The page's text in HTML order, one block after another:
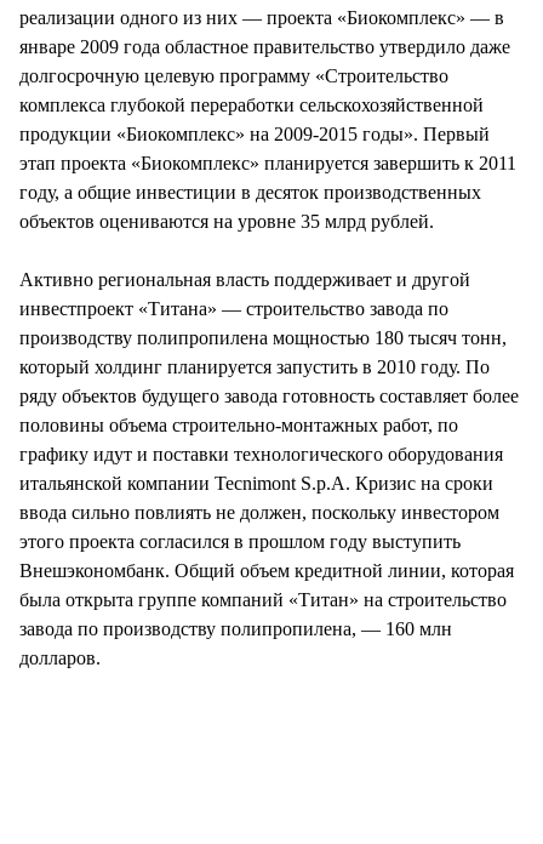
реализации одного из них — проекта «Биокомплекс» — в
январе 2009 года областное правительство утвердило даже
долгосрочную целевую программу «Строительство
комплекса глубокой переработки сельскохозяйственной
продукции «Биокомплекс» на 2009-2015 годы». Первый
этап проекта «Биокомплекс» планируется завершить к 2011
году, а общие инвестиции в десяток производственных
объектов оцениваются на уровне 35 млрд рублей.
Активно региональная власть поддерживает и другой
инвестпроект «Титана» — строительство завода по
производству полипропилена мощностью 180 тысяч тонн,
который холдинг планируется запустить в 2010 году. По
ряду объектов будущего завода готовность составляет более
половины объема строительно-монтажных работ, по
графику идут и поставки технологического оборудования
итальянской компании Tecnimont S.p.A. Кризис на сроки
ввода сильно повлиять не должен, поскольку инвестором
этого проекта согласился в прошлом году выступить
Внешэкономбанк. Общий объем кредитной линии, которая
была открыта группе компаний «Титан» на строительство
завода по производству полипропилена, — 160 млн
долларов.